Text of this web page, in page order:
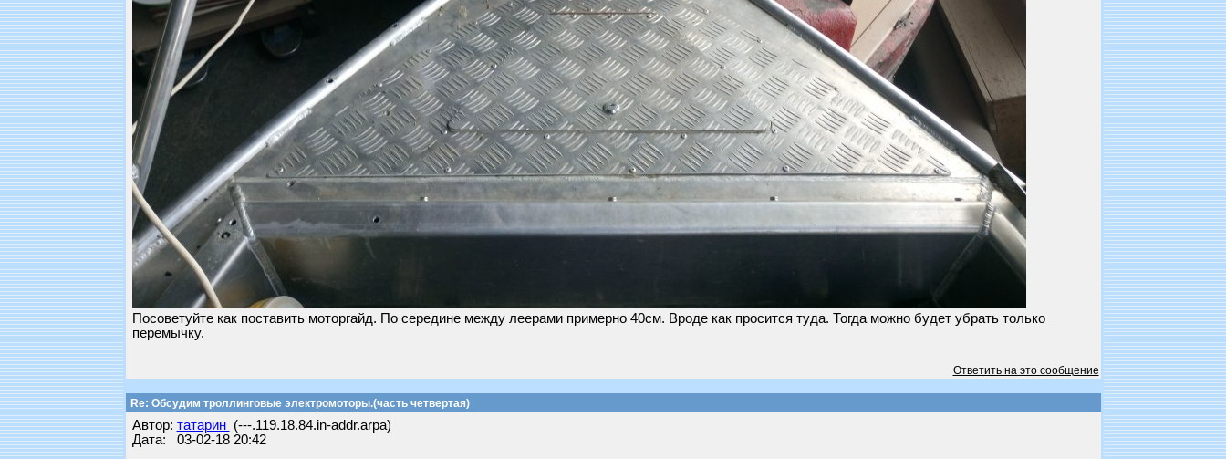
Посоветуйте как поставить моторгайд. По середине между леерами примерно 40см. Вроде как просится туда. Тогда можно будет убрать только
перемычку.
Ответить на это сообщение
Re: Обсудим троллинговые электромоторы.(часть четвертая)
Автор: татарин (---.119.18.84.in-addr.arpa)
Дата: 03-02-18 20:42